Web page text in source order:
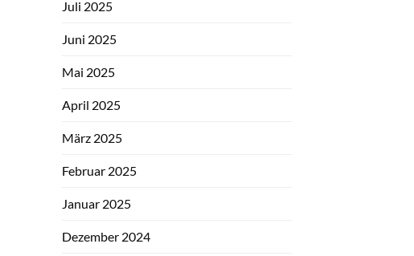
Juli 2025
Juni 2025
Mai 2025
April 2025
März 2025
Februar 2025
Januar 2025
Dezember 2024